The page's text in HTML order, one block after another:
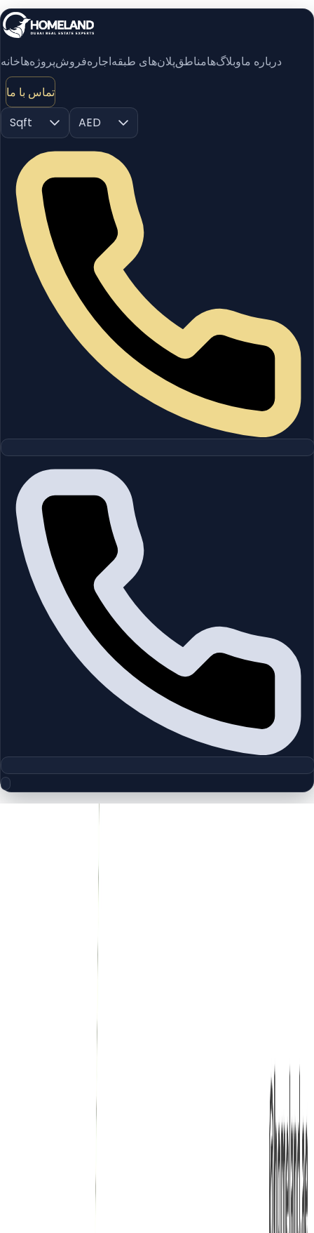
خانهپروژه‌هافروشاجارهپلان‌های طبقهمناطقوبلاگ‌هادرباره ما
تماس با ما
Sqft
AED
مجموعه پلان‌های طبقه